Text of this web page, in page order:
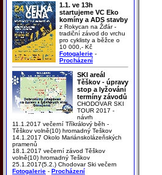
1.1. ve 13h
startujeme VC Eko
komíny a ADS stavby
z Rokycan na Žďár -
tradiční závod do vrchu
pro cyklisty a běžce o
10 000,- Kč
Fotogalerie -
Procházení
SKI areál
Těškov - úpravy
stop a lyžování
termíny závodů
CHODOVAR SKI
TOUR 2017 -
návrh
11.1.2017 večerní Tříkrálový běh -
Těškov volně(10) hromadný Teškov
14.1.2017 Okolo Mariánskolázeňských
pramenů
18.1.2017 večerní závod Těškov
volně(10) hromadný Teškov
25.1.2017(5.2.) Chodovar Ski večern
Fotogalerie - Procházení